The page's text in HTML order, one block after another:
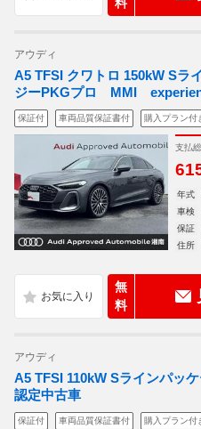
料
アウディ
A5 TFSI クワトロ 150kW Sラ
ジーPKGプロ MMI
保証付 車両品質保証書付 購入プラン付
支払
年式
車検
保証
住所
無
料
アウディ
A5 TFSI 110kW Sラインパッ
認定中古車
保証付 車両品質保証書付 購入プラン付